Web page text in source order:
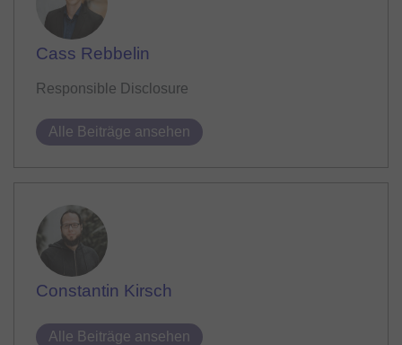
Cass Rebbelin
Responsible Disclosure
Alle Beiträge ansehen
Constantin Kirsch
Alle Beiträge ansehen